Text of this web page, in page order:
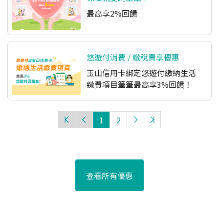
最高享2%回饋
悠遊付消費 / 繳稅費享優惠
玉山信用卡綁定悠遊付繳納生活
繳費項目筆筆最高享3%回饋！
1 2
查看所有優惠